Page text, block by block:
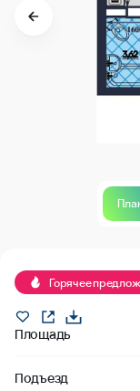
Горячее
Площадь
Подъезд